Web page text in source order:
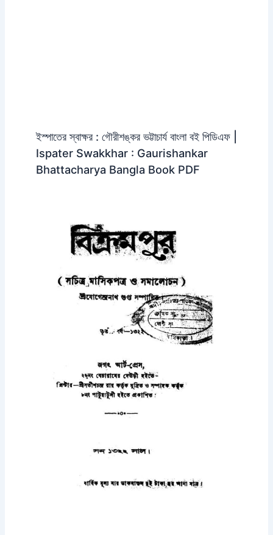
ইস্পাতের স্বাক্ষর : গৌরীশঙ্কর ভট্টাচার্য বাংলা বই পিডিএফ |
Ispater Swakkhar : Gaurishankar
Bhattacharya Bangla Book PDF